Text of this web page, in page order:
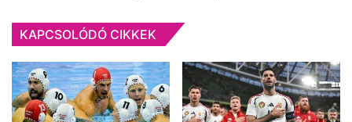
süllyedve
iszapba
KAPCSOLÓDÓ CIKKEK